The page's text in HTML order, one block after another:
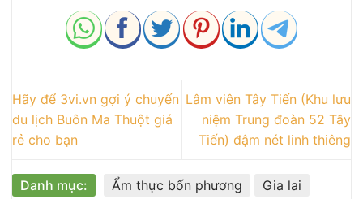
Hãy để 3vi.vn gợi ý chuyến
du lịch Buôn Ma Thuột giá
rẻ cho bạn
Lâm viên Tây Tiến (Khu lưu
niệm Trung đoàn 52 Tây
Tiến) đậm nét linh thiêng
Danh mục: Ẩm thực bốn phương Gia lai